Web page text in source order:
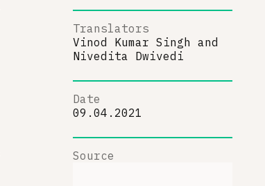
Translators
Vinod Kumar Singh and
Nivedita Dwivedi
Date
09.04.2021
Source